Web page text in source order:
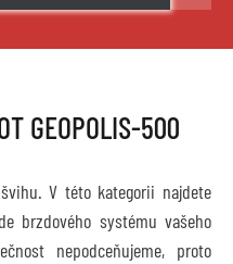
GEOPOLIS-500
V této kategorii najdete
brzdového systému vašeho
nepodceňujeme, proto